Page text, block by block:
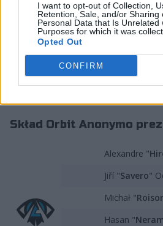
I want to opt-out of Collection,
Retention, Sale, and/or Sharing
Personal Data that Is Unrelated
Purposes for which it was
Opted Out
CONFIRM
Po wędrówce przez
sprytne istoty w końcu
wybudowanie świetnych
zapierających dech w
@AnonymoEsports.
Skład Orbit Anonymo
Alexandre "
Jiří "Savero"
Michał "
Hasan "